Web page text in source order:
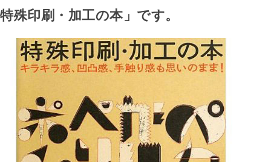
特殊印刷・加工の本」です。